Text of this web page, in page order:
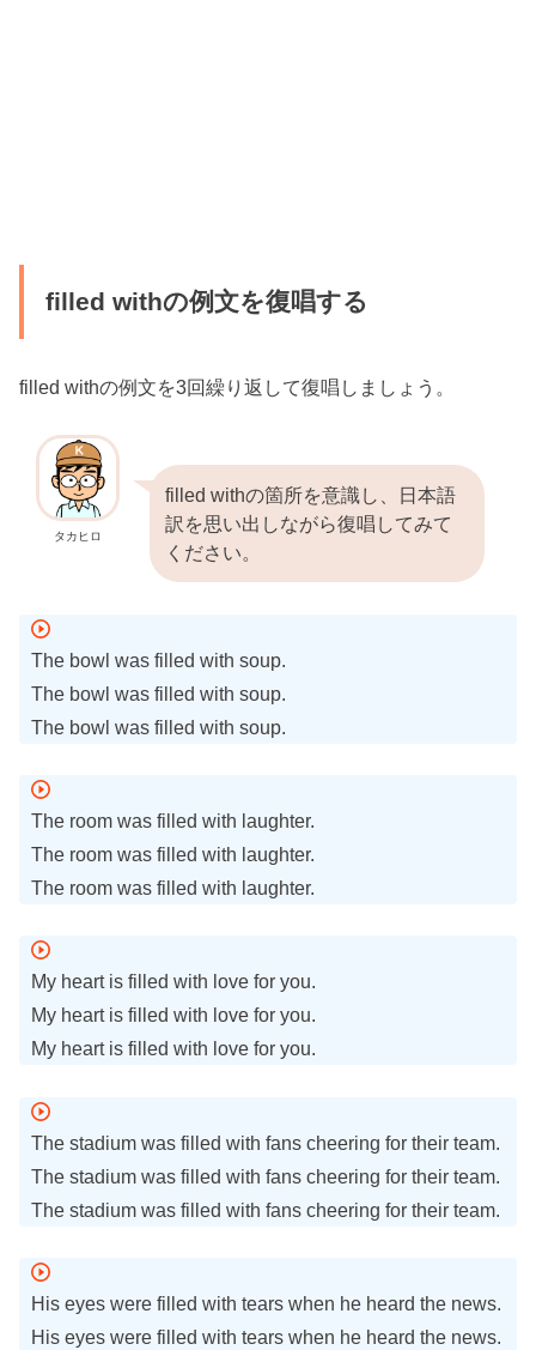
filled withの例文を復唱する
filled withの例文を3回繰り返して復唱しましょう。
タカヒロ
filled withの箇所を意識し、日本語
訳を思い出しながら復唱してみて
ください。
The bowl was filled with soup.
The bowl was filled with soup.
The bowl was filled with soup.
The room was filled with laughter.
The room was filled with laughter.
The room was filled with laughter.
My heart is filled with love for you.
My heart is filled with love for you.
My heart is filled with love for you.
The stadium was filled with fans cheering for their team.
The stadium was filled with fans cheering for their team.
The stadium was filled with fans cheering for their team.
His eyes were filled with tears when he heard the news.
His eyes were filled with tears when he heard the news.